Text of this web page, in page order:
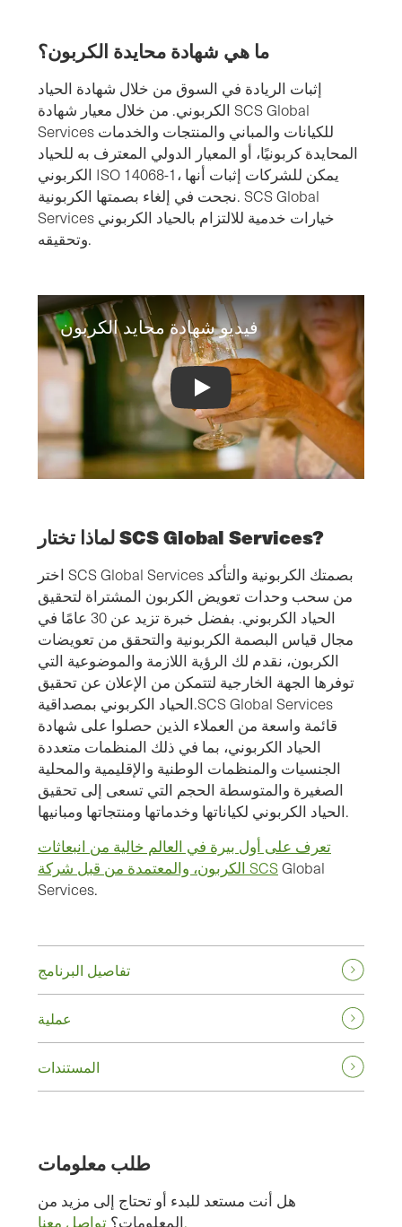
ما هي شهادة محايدة الكربون؟
إثبات الريادة في السوق من خلال شهادة الحياد
الكربوني. من خلال معيار شهادة SCS Global
Services للكيانات والمباني والمنتجات والخدمات
المحايدة كربونيًا، أو المعيار الدولي المعترف به للحياد
الكربوني ISO 14068-1، يمكن للشركات إثبات أنها
نجحت في إلغاء بصمتها الكربونية. SCS Global
Services خيارات خدمية للالتزام بالحياد الكربوني
وتحقيقه.
فيديو شهادة محايد الكربون
Carbon Neutral Certification Video
لماذا تختار SCS Global Services?
اختر SCS Global Services بصمتك الكربونية والتأكد
من سحب وحدات تعويض الكربون المشتراة لتحقيق
الحياد الكربوني. بفضل خبرة تزيد عن 30 عامًا في
مجال قياس البصمة الكربونية والتحقق من تعويضات
الكربون، نقدم لك الرؤية اللازمة والموضوعية التي
توفرها الجهة الخارجية لتتمكن من الإعلان عن تحقيق
الحياد الكربوني بمصداقية.SCS Global Services
قائمة واسعة من العملاء الذين حصلوا على شهادة
الحياد الكربوني، بما في ذلك المنظمات متعددة
الجنسيات والمنظمات الوطنية والإقليمية والمحلية
الصغيرة والمتوسطة الحجم التي تسعى إلى تحقيق
الحياد الكربوني لكياناتها وخدماتها ومنتجاتها ومبانيها.
تعرف على أول بيرة في العالم خالية من انبعاثات
الكربون، والمعتمدة من قبل شركة SCSGlobal
Services.
تفاصيل البرنامج
عملية
المستندات
طلب معلومات
هل أنت مستعد للبدء أو تحتاج إلى مزيد من
المعلومات؟تواصل معنا.